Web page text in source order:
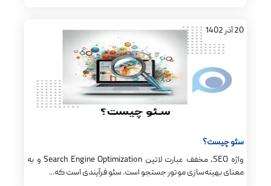
20آذر1402
سئو چیست؟
واژه SEO، مخفف عبارت لاتین Search Engine Optimization و به
معنای بهینه‌سازی موتور جستجو است. سئو فرآیندی است که...